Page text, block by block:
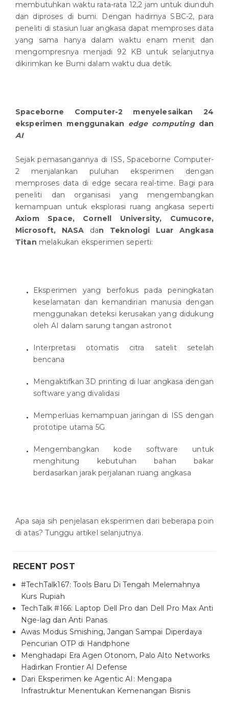
membutuhkan waktu rata-rata 12,2 jam untuk diunduh
dan diproses di bumi. Dengan hadirnya SBC-2, para
peneliti di stasiun luar angkasa dapat memproses data
yang sama hanya dalam waktu enam menit dan
mengompresnya menjadi 92 KB untuk selanjutnya
dikirimkan ke Bumi dalam waktu dua detik.
Spaceborne Computer-2 menyelesaikan 24
eksperimen menggunakan edge computingdan
AI
Sejak pemasangannya di ISS, Spaceborne Computer-
2 menjalankan puluhan eksperimen dengan
memproses data di edge secara real-time. Bagi para
peneliti dan organisasi yang mengembangkan
kemampuan untuk eksplorasi ruang angkasa seperti
Axiom Space, Cornell University, Cumucore,
Microsoft, NASA dan Teknologi Luar Angkasa
Titan melakukan eksperimen seperti:
Eksperimen yang berfokus pada peningkatan
keselamatan dan kemandirian manusia dengan
menggunakan deteksi kerusakan yang didukung
oleh AI dalam sarung tangan astronot
Interpretasi otomatis citra satelit setelah
bencana
Mengaktifkan 3D printing di luar angkasa dengan
software yang divalidasi
Memperluas kemampuan jaringan di ISS dengan
prototipe utama 5G
Mengembangkan kode software untuk
menghitung kebutuhan bahan bakar
berdasarkan jarak perjalanan ruang angkasa
Apa saja sih penjelasan eksperimen dari beberapa poin
di atas? Tunggu artikel selanjutnya.
RECENT POST
#TechTalk167: Tools Baru Di Tengah Melemahnya
Kurs Rupiah
TechTalk #166: Laptop Dell Pro dan Dell Pro Max Anti
Nge-lag dan Anti Panas
Awas Modus Smishing, Jangan Sampai Diperdaya
Pencurian OTP di Handphone
Menghadapi Era Agen Otonom, Palo Alto Networks
Hadirkan Frontier AI Defense
Dari Eksperimen ke Agentic AI: Mengapa
Infrastruktur Menentukan Kemenangan Bisnis